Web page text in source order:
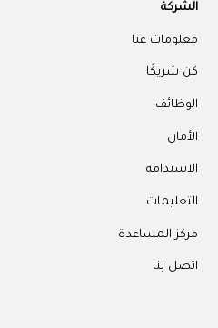
الشركة
معلومات عنا
كن شريكًا
الوظائف
الأمان
الاستدامة
التعليمات
مركز المساعدة
اتصل بنا